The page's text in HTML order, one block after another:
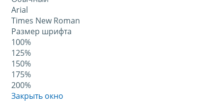
Arial
Times New Roman
Размер шрифта
100%
125%
150%
175%
200%
Закрыть окно